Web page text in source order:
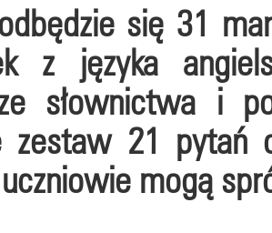
się 31
z języka
słownictwa i
zestaw 21 pytań
mogą